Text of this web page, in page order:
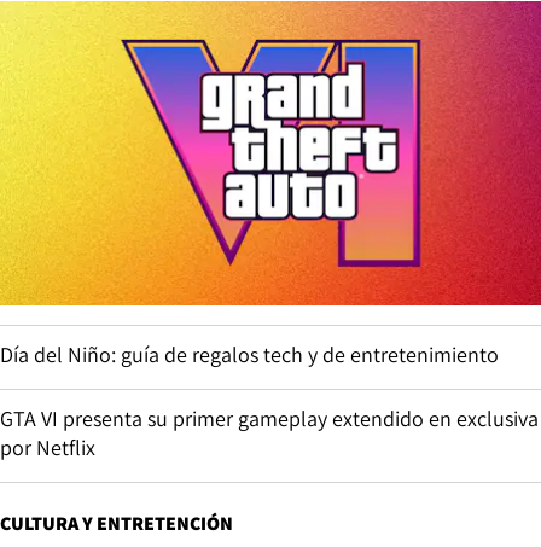
Día del Niño: guía de regalos tech y de entretenimiento
GTA VI presenta su primer gameplay extendido en exclusiva
por Netflix
CULTURA Y ENTRETENCIÓN